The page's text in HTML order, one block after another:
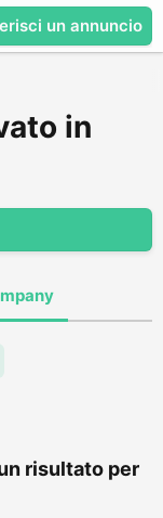
un annuncio
in
risultato per